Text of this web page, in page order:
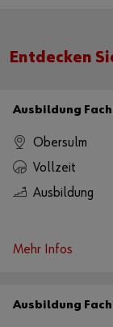
Entdecken
Ausbildung
Obersulm
Vollzeit
Ausbildung
Mehr Infos
Ausbildung